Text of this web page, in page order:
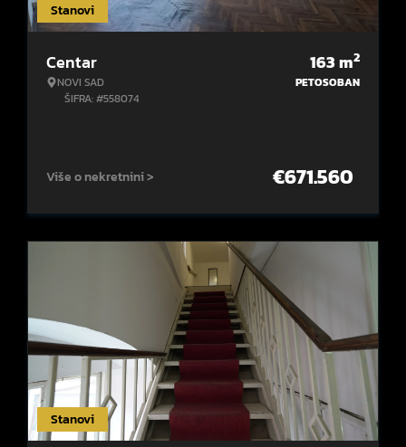
Stanovi
Centar
NOVI SAD
ŠIFRA: #558074
163m2
PETOSOBAN
Više o nekretnini > €671.560
Stanovi